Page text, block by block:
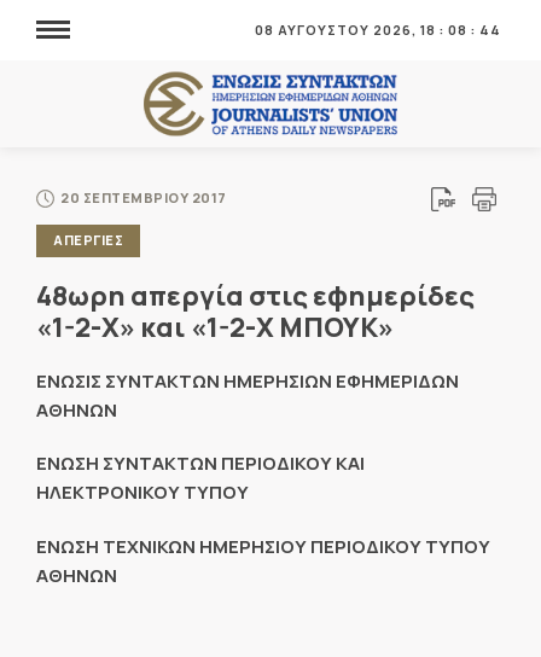
08 ΑΥΓΟΥΣΤΟΥ 2026, 18 : 08 : 44
20 ΣΕΠΤΕΜΒΡΙΟΥ 2017
ΑΠΕΡΓΙΕΣ
48ωρη απεργία στις εφημερίδες
«1-2-Χ» και «1-2-Χ ΜΠΟΥΚ»
ΕΝΩΣΙΣ ΣΥΝΤΑΚΤΩΝ ΗΜΕΡΗΣΙΩΝ ΕΦΗΜΕΡΙΔΩΝ
ΑΘΗΝΩΝ
ΕΝΩΣΗ ΣΥΝΤΑΚΤΩΝ ΠΕΡΙΟΔΙΚΟΥ ΚΑΙ
ΗΛΕΚΤΡΟΝΙΚΟΥ ΤΥΠΟΥ
ΕΝΩΣΗ ΤΕΧΝΙΚΩΝ ΗΜΕΡΗΣΙΟΥ ΠΕΡΙΟΔΙΚΟΥ ΤΥΠΟΥ
ΑΘΗΝΩΝ